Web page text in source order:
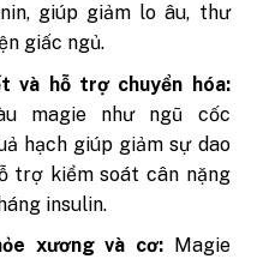
giúp giảm lo âu, thư
giấc ngủ.
và hỗ trợ chuyển hóa:
magie như ngũ cốc
hạch giúp giảm sự dao
trợ kiểm soát cân nặng
insulin.
xương và cơ:
Magie